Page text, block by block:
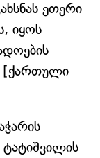
ეთერი
იყოს
[ქართული